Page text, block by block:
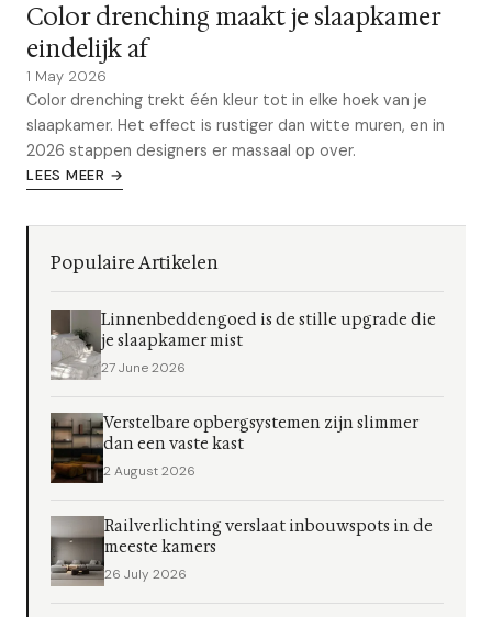
Color drenching maakt je slaapkamer
eindelijk af
1 May 2026
Color drenching trekt één kleur tot in elke hoek van je
slaapkamer. Het effect is rustiger dan witte muren, en in
2026 stappen designers er massaal op over.
LEES MEER →
Populaire Artikelen
Linnenbeddengoed is de stille upgrade die
je slaapkamer mist
27 June 2026
Verstelbare opbergsystemen zijn slimmer
dan een vaste kast
2 August 2026
Railverlichting verslaat inbouwspots in de
meeste kamers
26 July 2026